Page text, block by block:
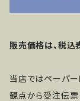
販売価格は、税込
当店ではペーパー
観点から受注伝票